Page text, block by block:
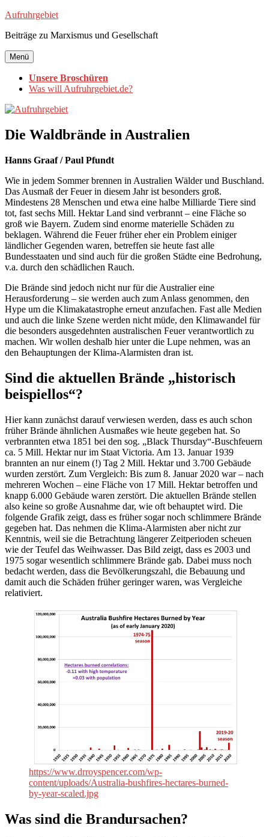
Zum
springen
Aufruhrgebiet
Beiträge zu Marxismus und Gesellschaft
Menü
Unsere Broschüren
Was will Aufruhrgebiet.de?
Die Waldbrände in Australien
Hanns Graaf / Paul Pfundt
Wie in jedem Sommer brennen in Australien Wälder und Buschland.
Das Ausmaß der Feuer in diesem Jahr ist besonders groß.
Mindestens 28 Menschen und etwa eine halbe Milliarde Tiere sind
tot, fast sechs Mill. Hektar Land sind verbrannt – eine Fläche so
groß wie Bayern. Zudem sind enorme materielle Schäden zu
beklagen. Während die Feuer früher eher ein Problem einiger
ländlicher Gegenden waren, betreffen sie heute fast alle
Bundesstaaten und sind auch für die großen Städte eine Bedrohung,
v.a. durch den schädlichen Rauch.
Die Brände sind jedoch nicht nur für die Australier eine
Herausforderung – sie werden auch zum Anlass genommen, den
Hype um die Klimakatastrophe erneut anzufachen. Fast alle Medien
und auch die linke Szene werden nicht müde, den Klimawandel für
die besonders ausgedehnten australischen Feuer verantwortlich zu
machen. Wir wollen deshalb hier unter die Lupe nehmen, was an
den Behauptungen der Klima-Alarmisten dran ist.
Sind die aktuellen Brände „historisch
beispiellos“?
Hier kann zunächst darauf verwiesen werden, dass es auch schon
früher Brände ähnlichen Ausmaßes wie heute gegeben hat. So
verbrannten etwa 1851 bei den sog. „Black Thursday“-Buschfeuern
ca. 5 Mill. Hektar nur im Staat Victoria. Am 13. Januar 1939
brannten an nur einem (!) Tag 2 Mill. Hektar und 3.700 Gebäude
wurden zerstört. Zum Vergleich: Bis zum 8. Januar 2020 war – nach
mehreren Wochen – eine Fläche von 17 Mill. Hektar betroffen und
knapp 6.000 Gebäude waren zerstört. Die aktuellen Brände stellen
also keine so große Ausnahme dar, wie oft behauptet wird. Die
folgende Grafik zeigt, dass es früher sogar noch schlimmere Brände
gegeben hat. Das nehmen die Klima-Alarmisten aber nicht zur
Kenntnis, weil sie die Betrachtung längerer Zeitperioden scheuen
wie der Teufel das Weihwasser. Das Bild zeigt, dass es 2003 und
1975 sogar wesentlich schlimmere Brände gab. Dabei muss noch
bedacht werden, dass die Bevölkerungszahl, die Bebauung und
damit auch die Schäden früher geringer waren, was Vergleiche
relativiert.
https://www.drroyspencer.com/wp-
content/uploads/Australia-bushfires-hectares-burned-
by-year-scaled.jpg
Was sind die Brandursachen?